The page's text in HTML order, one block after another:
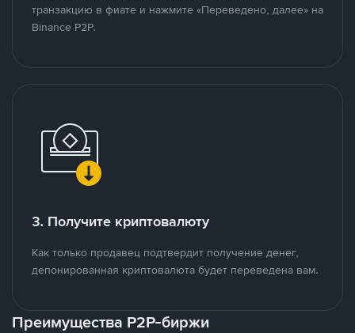
транзакцию в фиате и нажмите «Переведено, далее» на
Binance P2P.
3. Получите криптовалюту
Как только продавец подтвердит получение денег,
депонированная криптовалюта будет переведена вам.
Преимущества P2P-биржи